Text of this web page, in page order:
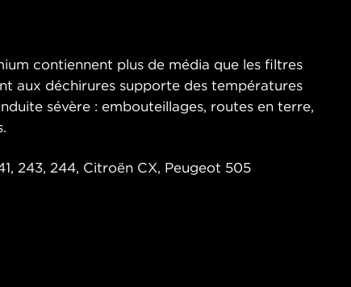
contiennent plus de média que les filtres
aux déchirures supporte des températures
sévère : embouteillages, routes en terre,
243, 244, Citroën CX, Peugeot 505